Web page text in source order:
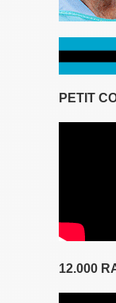
PETIT
12.000